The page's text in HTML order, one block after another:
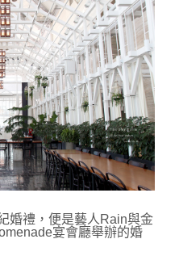
婚禮，便是藝人Rain與金
宴會廳舉辦的婚